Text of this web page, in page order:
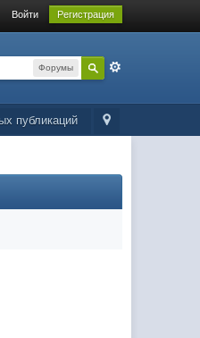
Войти Регистрация
Форумы
публикаций